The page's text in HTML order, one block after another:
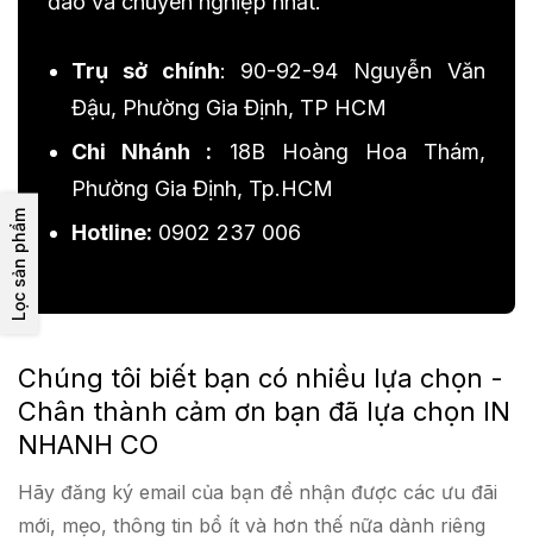
Lọc sản phẩm
Trụ sở chính: 90-92-94 Nguyễn Văn
Đậu, Phường Gia Định, TP HCM
Chi Nhánh : 18B Hoàng Hoa Thám,
Phường Gia Định, Tp.HCM
Hotline: 0902 237 006
Chúng tôi biết bạn có nhiều lựa chọn -
Chân thành cảm ơn bạn đã lựa chọn IN
NHANH CO
Hãy đăng ký email của bạn để nhận được các ưu đãi
mới, mẹo, thông tin bổ ít và hơn thế nữa dành riêng